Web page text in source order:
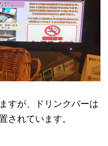
すが、ドリンクバーは
されています。